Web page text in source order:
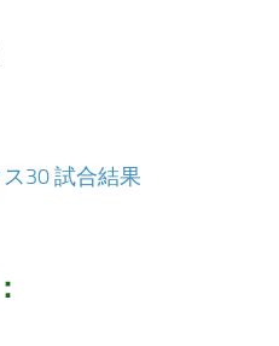
30 試合結果